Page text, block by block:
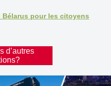
Bélarus pour les citoyens
d’autres